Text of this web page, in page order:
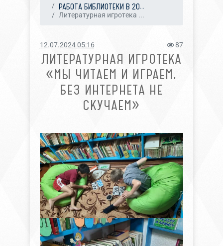
РАБОТА БИБЛИОТЕКИ В 20...
Литературная игротека ...
12.07.2024 05:16 87
ЛИТЕРАТУРНАЯ ИГРОТЕКА
«МЫ ЧИТАЕМ И ИГРАЕМ,
БЕЗ ИНТЕРНЕТА НЕ
СКУЧАЕМ»